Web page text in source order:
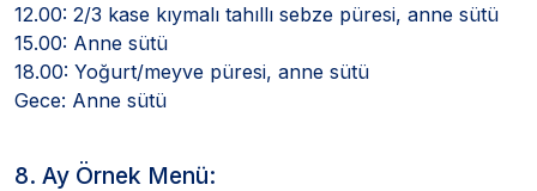
12.00: 2/3 kase kıymalı tahıllı sebze püresi, anne sütü
15.00: Anne sütü
18.00: Yoğurt/meyve püresi, anne sütü
Gece: Anne sütü
8. Ay Örnek Menü: